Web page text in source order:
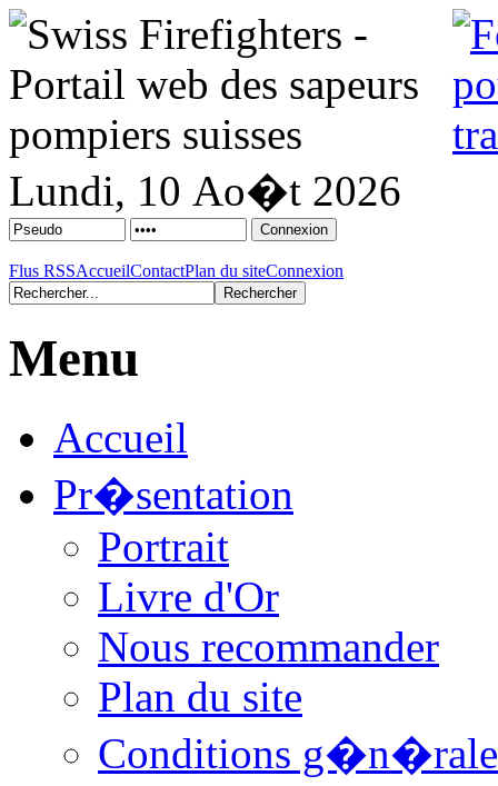
Lundi, 10 Ao�t 2026
Flus RSSAccueilContactPlan du siteConnexion
Menu
Accueil
Pr�sentation
Portrait
Livre d'Or
Nous recommander
Plan du site
Conditions